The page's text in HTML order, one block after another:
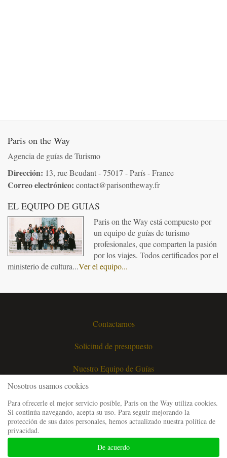
Paris on the Way
Agencia de guías de Turismo
Dirección: 13, rue Beudant - 75017 - París - France
Correo electrónico: contact@parisontheway.fr
EL EQUIPO DE GUIAS
Paris on the Way está compuesto por
un equipo de guías de turismo
profesionales, que comparten la pasión
por los viajes. Todos certificados por el
ministerio de cultura...Ver el equipo...
Contactarnos
Solicitud de presupuesto
Nuestro Equipo de Guías
Preguntas Frecuentes
Menciones Legales
Condiciones Generales de Venta
Nosotros usamos cookies
Para ofrecerle el mejor servicio posible, Paris on the Way utiliza cookies.
Si continúa navegando, acepta su uso. Para seguir mejorando la
protección de sus datos personales, hemos actualizado nuestra política de
privacidad.
De acuerdo